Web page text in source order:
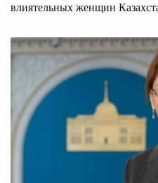
влиятельных женщин